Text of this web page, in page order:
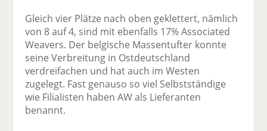
Gleich vier Plätze nach oben geklettert, nämlich
von 8 auf 4, sind mit ebenfalls 17% Associated
Weavers. Der belgische Massentufter konnte
seine Verbreitung in Ostdeutschland
verdreifachen und hat auch im Westen
zugelegt. Fast genauso so viel Selbstständige
wie Filialisten haben AW als Lieferanten
benannt.